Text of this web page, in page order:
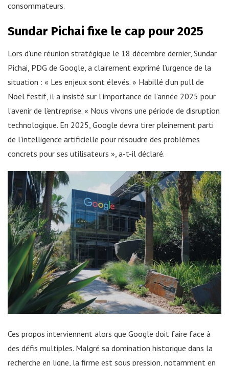
consommateurs.
Sundar Pichai fixe le cap pour 2025
Lors d’une réunion stratégique le 18 décembre dernier, Sundar
Pichai, PDG de Google, a clairement exprimé l’urgence de la
situation : « Les enjeux sont élevés. » Habillé d’un pull de
Noël festif, il a insisté sur l’importance de l’année 2025 pour
l’avenir de l’entreprise. « Nous vivons une période de disruption
technologique. En 2025, Google devra tirer pleinement parti
de l’intelligence artificielle pour résoudre des problèmes
concrets pour ses utilisateurs », a-t-il déclaré.
Ces propos interviennent alors que Google doit faire face à
des défis multiples. Malgré sa domination historique dans la
recherche en ligne, la firme est sous pression, notamment en